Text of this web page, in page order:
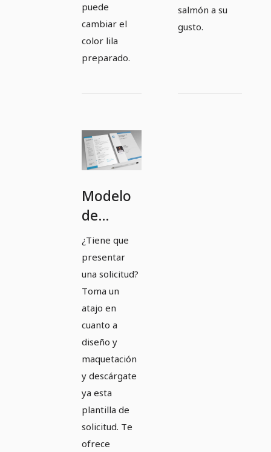
puede
cambiar el
color lila
preparado.
salmón a su
gusto.
Modelo
de
solicitud
para
Manager
(m/f/d)
azul
¿Tiene que
presentar
una solicitud?
Toma un
atajo en
cuanto a
diseño y
maquetación
y descárgate
ya esta
plantilla de
solicitud. Te
ofrece